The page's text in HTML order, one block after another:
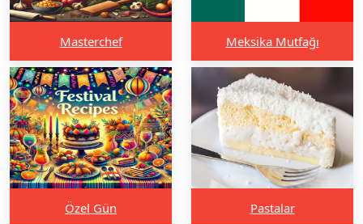
Masterchef Meksika Mutfağı
Özel Gün Pastalar